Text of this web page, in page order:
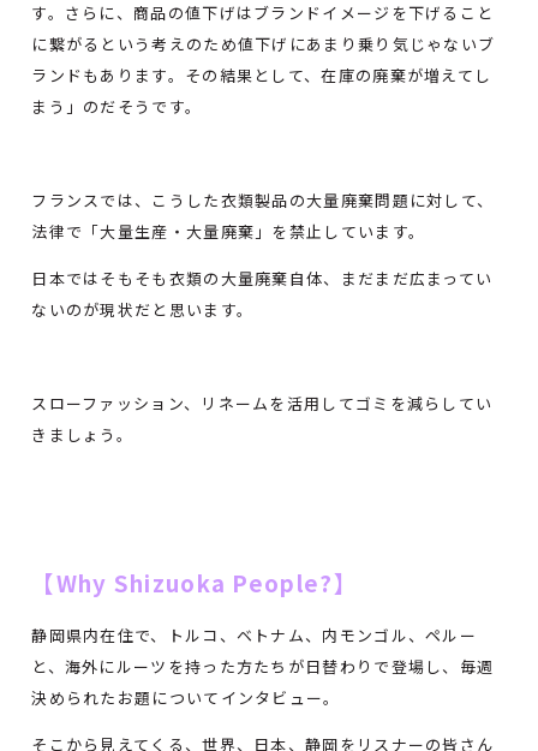
す。さらに、商品の値下げはブランドイメージを下げること
に繋がるという考えのため値下げにあまり乗り気じゃないブ
ランドもあります。その結果として、在庫の廃棄が増えてし
まう」のだそうです。
フランスでは、こうした衣類製品の大量廃棄問題に対して、
法律で「大量生産・大量廃棄」を禁止しています。
日本ではそもそも衣類の大量廃棄自体、まだまだ広まってい
ないのが現状だと思います。
スローファッション、リネームを活用してゴミを減らしてい
きましょう。
【Why Shizuoka People?】
静岡県内在住で、トルコ、ベトナム、内モンゴル、ペルー
と、海外にルーツを持った方たちが日替わりで登場し、毎週
決められたお題についてインタビュー。
そこから見えてくる、世界、日本、静岡をリスナーの皆さん